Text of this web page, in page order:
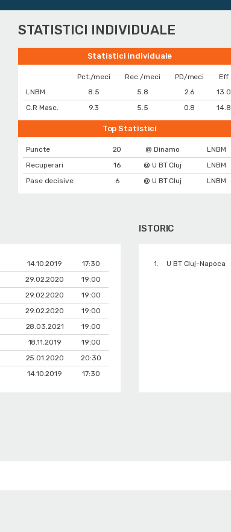
STATISTICI INDIVIDUALE
Statistici individuale
Pct./meci Rec./meci PD/meci
Eff
LNBM
8.5 5.8 2.6
13.0
C.R Masc.
9.3 5.5 0.8 14.8
Top Statistici
Puncte 20 @ Dinamo
LNBM
Recuperari
16 @ U BT Cluj
LNBM
Pase decisive
6 @ U BT Cluj LNBM
14.10.2019
17:30
29.02.2020
19:00
29.02.2020
19:00
29.02.2020
19:00
28.03.2021
19:00
18.11.2019
19:00
25.01.2020
20:30
14.10.2019 17:30
ISTORIC
1. U BT Cluj-Napoca